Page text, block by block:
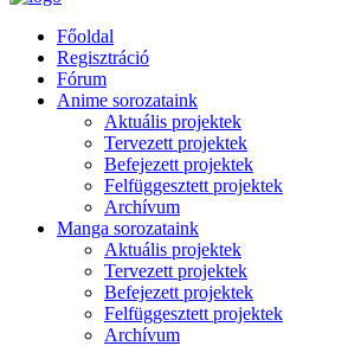
Főoldal
Regisztráció
Fórum
Anime sorozataink
Aktuális projektek
Tervezett projektek
Befejezett projektek
Felfüggesztett projektek
Archívum
Manga sorozataink
Aktuális projektek
Tervezett projektek
Befejezett projektek
Felfüggesztett projektek
Archívum